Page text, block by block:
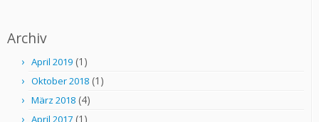
Archiv
April 2019 (1)
Oktober 2018 (1)
März 2018 (4)
April 2017 (1)